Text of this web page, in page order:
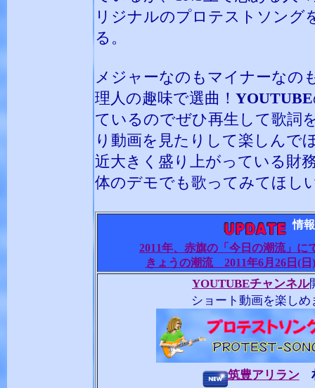
リジナルのプロテストソング
る。
メジャーなのもマイナーなの
理人の趣味で選曲！ YOUTUBE
ているのでぜひ再生して歌詞
り動画を見たりして楽しんで
近大きく盛り上がっている財
体のデモでも歌ってみてほし
情報
2011年、赤旗の「今日の潮流」に
きょうの潮流 2011年6月26日(日)
YOUTUBEチャンネル
ショート動画を楽しめ
筑豊アリラン